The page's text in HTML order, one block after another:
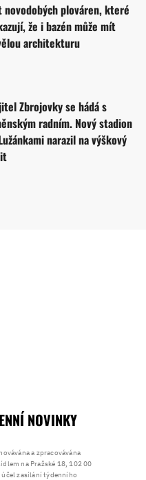
novodobých plováren, které
že i bazén může mít
architekturu
Zbrojovky se hádá s
radním. Nový stadion
narazil na výškový
NOVINKY
a zpracovávána
na Pražské 18, 102 00
účel zasílání týdenního